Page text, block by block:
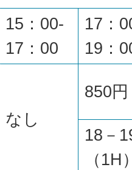
15：00-
17：00
17：
19：
なし
850円
18－
（1H